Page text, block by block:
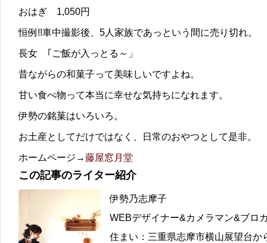
おはぎ 1,050円
恒例!!車中撮影後、5人家族であっという間に売り切れ。
長女 ｢ご飯が入っとる～」
昔ながらの和菓子って美味しいですよね。
甘い食べ物って本当に幸せな気持ちになれます。
伊勢の銘菓はいろいろ。
お土産としてだけではなく、日常のおやつとして是非。
ホームページ→藤屋窓月堂
この記事のライター紹介
伊勢乃志摩子
WEBデザイナー&カメラマン&ブロ
住まい：三重県志摩市横山展望台か